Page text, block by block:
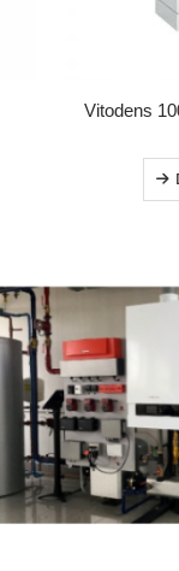
Vitodens